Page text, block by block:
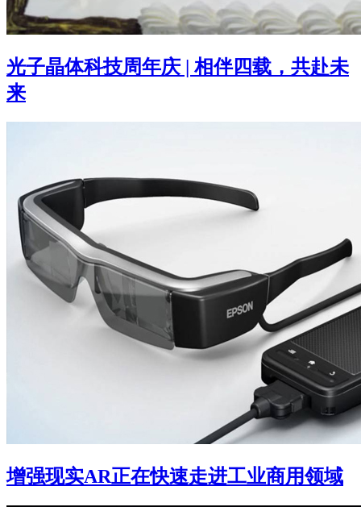
光子晶体科技周年庆 | 相伴四载，共赴未
来
增强现实AR正在快速走进工业商用领域